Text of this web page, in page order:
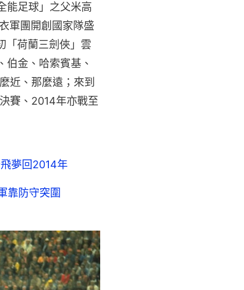
能足球」之父米高
軍團開創國家隊盛
「荷蘭三劍俠」雲
伯金、哈索賓基、
近、那麼遠；來到
賽、2014年亦戰至
夢回2014年
靠防守突圍